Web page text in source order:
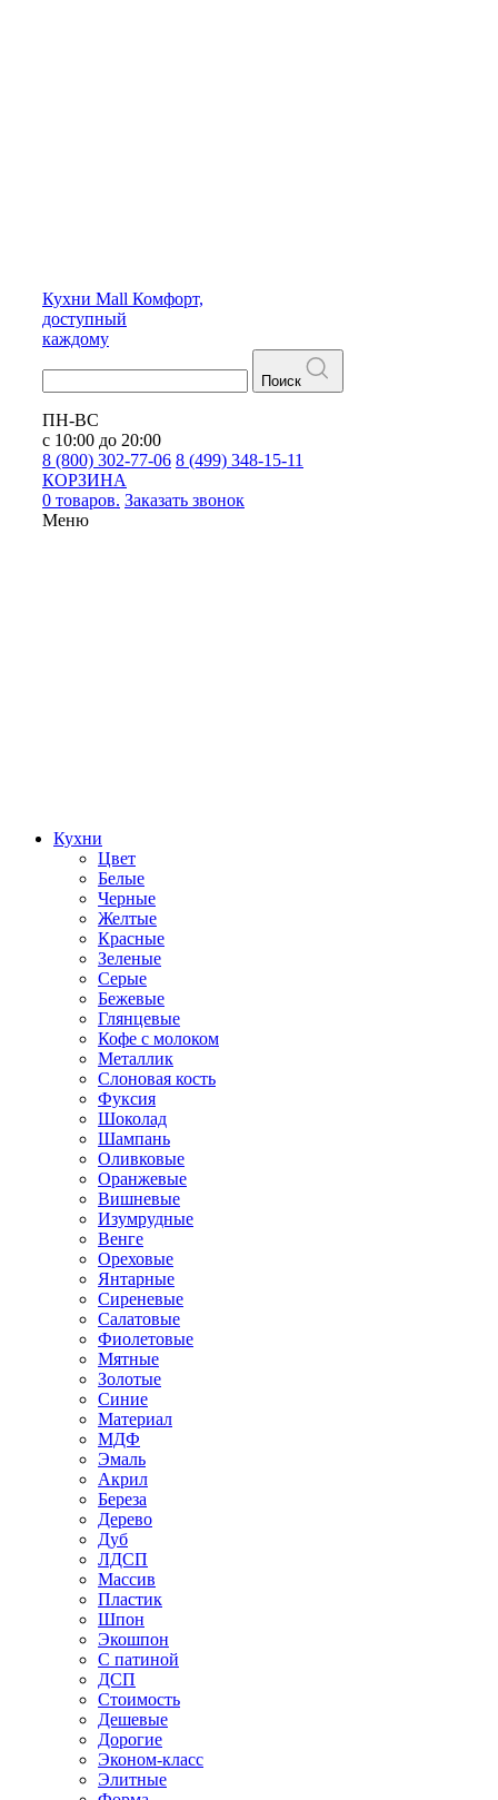
Кухни Mall Комфорт,
доступный
каждому
Поиск
ПН-ВС
с 10:00 до 20:00
8 (800) 302-77-06 8 (499) 348-15-11
КОРЗИНА
0 товаров. Заказать звонок
Меню
Кухни
Цвет
Белые
Черные
Желтые
Красные
Зеленые
Серые
Бежевые
Глянцевые
Кофе с молоком
Металлик
Слоновая кость
Фуксия
Шоколад
Шампань
Оливковые
Оранжевые
Вишневые
Изумрудные
Венге
Ореховые
Янтарные
Сиреневые
Салатовые
Фиолетовые
Мятные
Золотые
Синие
Материал
МДФ
Эмаль
Акрил
Береза
Дерево
Дуб
ЛДСП
Массив
Пластик
Шпон
Экошпон
С патиной
ДСП
Стоимость
Дешевые
Дорогие
Эконом-класс
Элитные